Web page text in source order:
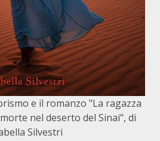
e il romanzo "La ragazza
nel deserto del Sinai", di
Silvestri